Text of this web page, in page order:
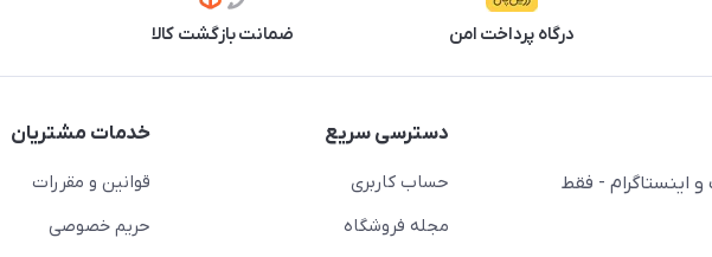
درگاه پرداخت امن ضمانت بازگشت کالا
دسترسی سریع
حساب کاربری
مجله فروشگاه
خدمات مشتریان
قوانین و مقررات
حریم خصوصی